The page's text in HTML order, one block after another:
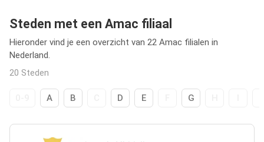
Steden met een Amac filiaal
Hieronder vind je een overzicht van 22 Amac filialen in
Nederland.
20 Steden
A B D E G